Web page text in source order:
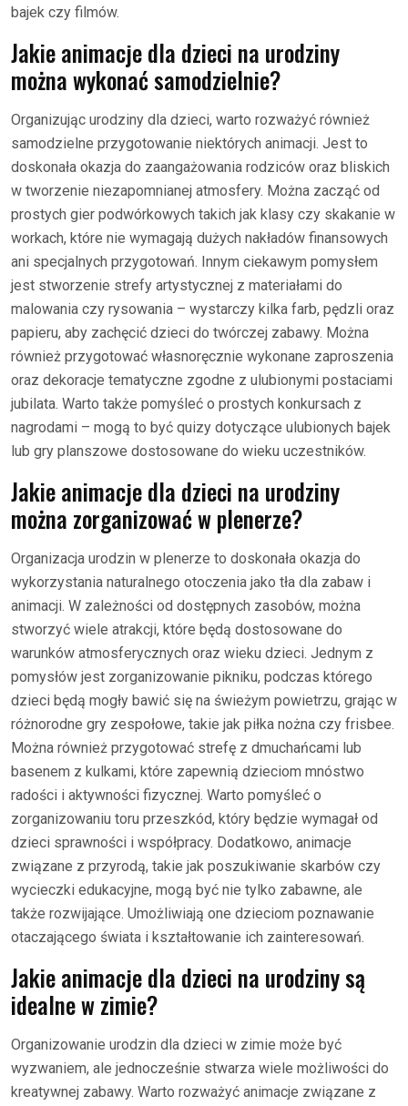
bajek czy filmów.
Jakie animacje dla dzieci na urodziny
można wykonać samodzielnie?
Organizując urodziny dla dzieci, warto rozważyć również
samodzielne przygotowanie niektórych animacji. Jest to
doskonała okazja do zaangażowania rodziców oraz bliskich
w tworzenie niezapomnianej atmosfery. Można zacząć od
prostych gier podwórkowych takich jak klasy czy skakanie w
workach, które nie wymagają dużych nakładów finansowych
ani specjalnych przygotowań. Innym ciekawym pomysłem
jest stworzenie strefy artystycznej z materiałami do
malowania czy rysowania – wystarczy kilka farb, pędzli oraz
papieru, aby zachęcić dzieci do twórczej zabawy. Można
również przygotować własnoręcznie wykonane zaproszenia
oraz dekoracje tematyczne zgodne z ulubionymi postaciami
jubilata. Warto także pomyśleć o prostych konkursach z
nagrodami – mogą to być quizy dotyczące ulubionych bajek
lub gry planszowe dostosowane do wieku uczestników.
Jakie animacje dla dzieci na urodziny
można zorganizować w plenerze?
Organizacja urodzin w plenerze to doskonała okazja do
wykorzystania naturalnego otoczenia jako tła dla zabaw i
animacji. W zależności od dostępnych zasobów, można
stworzyć wiele atrakcji, które będą dostosowane do
warunków atmosferycznych oraz wieku dzieci. Jednym z
pomysłów jest zorganizowanie pikniku, podczas którego
dzieci będą mogły bawić się na świeżym powietrzu, grając w
różnorodne gry zespołowe, takie jak piłka nożna czy frisbee.
Można również przygotować strefę z dmuchańcami lub
basenem z kulkami, które zapewnią dzieciom mnóstwo
radości i aktywności fizycznej. Warto pomyśleć o
zorganizowaniu toru przeszkód, który będzie wymagał od
dzieci sprawności i współpracy. Dodatkowo, animacje
związane z przyrodą, takie jak poszukiwanie skarbów czy
wycieczki edukacyjne, mogą być nie tylko zabawne, ale
także rozwijające. Umożliwiają one dzieciom poznawanie
otaczającego świata i kształtowanie ich zainteresowań.
Jakie animacje dla dzieci na urodziny są
idealne w zimie?
Organizowanie urodzin dla dzieci w zimie może być
wyzwaniem, ale jednocześnie stwarza wiele możliwości do
kreatywnej zabawy. Warto rozważyć animacje związane z